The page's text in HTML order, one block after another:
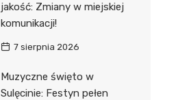
jakość: Zmiany w miejskiej
komunikacji!
7 sierpnia 2026
Muzyczne święto w
Sulęcinie: Festyn pełen